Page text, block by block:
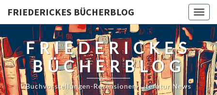
content
FRIEDERICKES BÜCHERBLOG
FRIEDERICKES
BÜCHERBLOG
Buchvorstellungen-Rezensionen-Literatur News